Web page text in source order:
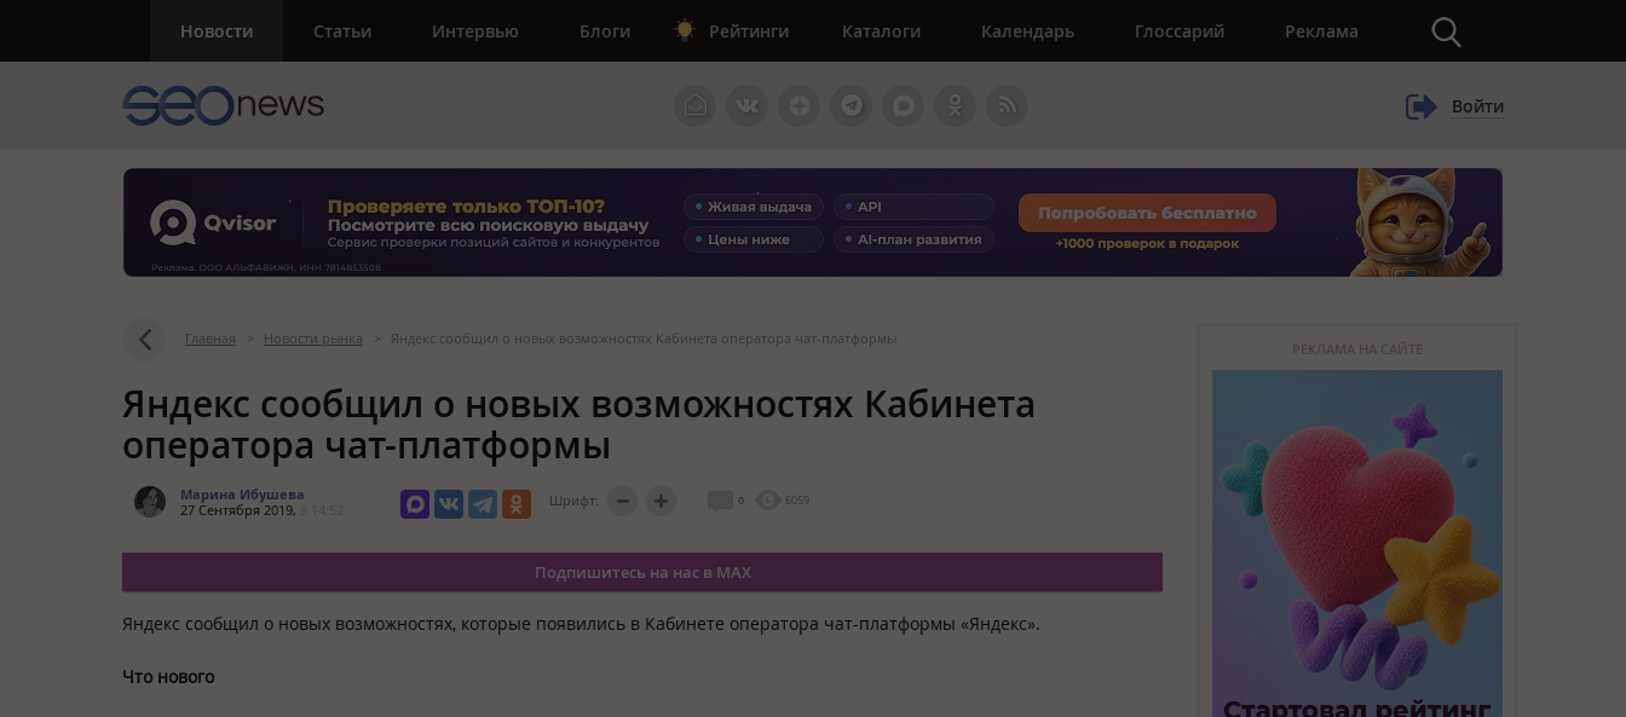
Новости Статьи Интервью Блоги Рейтинги Каталоги Календарь Глоссарий Реклама
Войти
Главная > Новости рынка > Яндекс сообщил о новых возможностях Кабинета оператора чат-платформы
Яндекс сообщил о новых возможностях Кабинета
оператора чат-платформы
Марина Ибушева
27 Сентября 2019,
Шрифт: 0 6059
Подпишитесь на нас в MAX
Яндекс сообщил о новых возможностях, которые появились в Кабинете оператора чат-платформы «Яндекс».
Что нового
РЕКЛАМА НА САЙТЕ